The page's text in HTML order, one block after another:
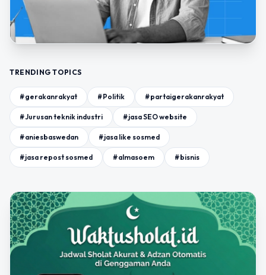
TRENDING TOPICS
#gerakanrakyat #Politik #partaigerakanrakyat
#Jurusan teknik industri #jasa SEO website
#aniesbaswedan #jasa like sosmed
#jasa repost sosmed #almasoem #bisnis